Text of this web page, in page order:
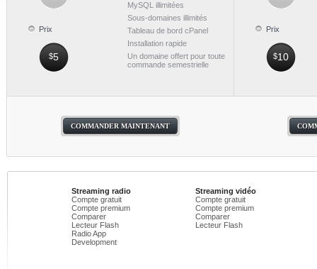
Prix
$5
MySQL illimitées
Sous-domaines illimités
Tableau de bord cPanel
Installation rapide
Un domaine offert pour toute
commande semestrielle
COMMANDER MAINTENANT
Prix
$10
Streaming radio
Compte gratuit
Compte premium
Comparer
Lecteur Flash
Radio App
Development
Streaming vidéo
Compte gratuit
Compte premium
Comparer
Lecteur Flash